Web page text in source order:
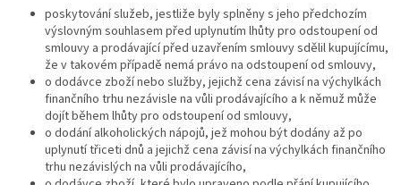
poskytování služeb, jestliže byly splněny s jeho předchozím
výslovným souhlasem před uplynutím lhůty pro odstoupení od
smlouvy a prodávající před uzavřením smlouvy sdělil kupujícímu,
že v takovém případě nemá právo na odstoupení od smlouvy,
o dodávce zboží nebo služby, jejichž cena závisí na výchylkách
finančního trhu nezávisle na vůli prodávajícího a k němuž může
dojít během lhůty pro odstoupení od smlouvy,
o dodání alkoholických nápojů, jež mohou být dodány až po
uplynutí třiceti dnů a jejichž cena závisí na výchylkách finančního
trhu nezávislých na vůli prodávajícího,